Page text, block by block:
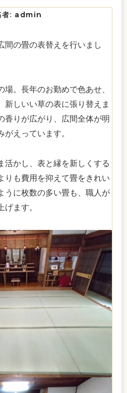
: admin
間の畳の表替えを行いまし
。長年のお勤めで色あせ、
新しいい草の表に張り替えま
香りが広がり、広間全体が明
えっています。
活かし、表と縁を新しくする
りも費用を抑えて畳をきれい
うに枚数の多い畳も、職人が
ます。